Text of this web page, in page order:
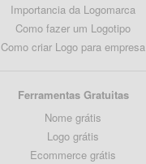
Importancia da Logomarca
Como fazer um Logotipo
Como criar Logo para empresa
Ferramentas Gratuitas
Nome grátis
Logo grátis
Ecommerce grátis